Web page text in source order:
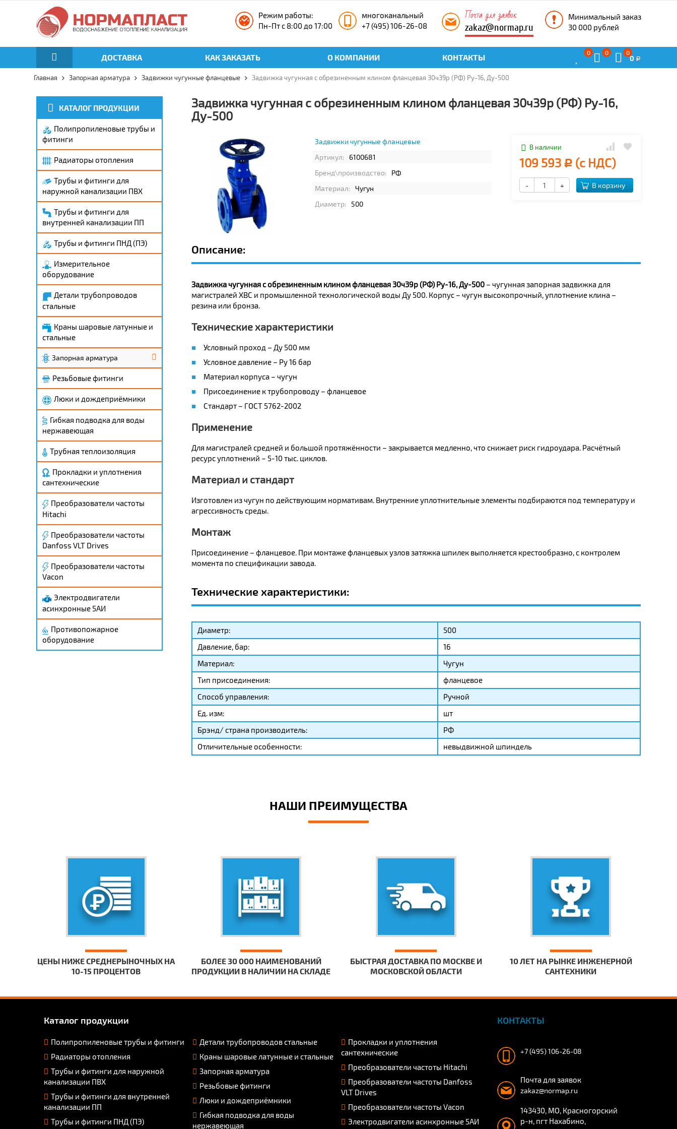
Режим работы:
Пн-Пт с 8:00 до 17:00
многоканальный
+7 (495) 106-26-08
Почта для заявок
zakaz@normap.ru
Минимальный заказ
30 000 рублей
ДОСТАВКА КАК ЗАКАЗАТЬ О КОМПАНИИ КОНТАКТЫ
0 0 0
0 Р
Главная Запорная арматура Задвижки чугунные фланцевые Задвижка чугунная с обрезиненным клином фланцевая 30ч39р (РФ) Ру-16, Ду-500
Задвижка чугунная с обрезиненным клином фланцевая 30ч39р (РФ) Ру-16,
Ду-500
Задвижки чугунные фланцевые
Артикул:
6100681
Бренд\производство:
РФ
Материал:
Чугун
Диаметр:
500
В наличии
109 593 Р (с НДС)
- + В корзину
Описание:
Задвижка чугунная с обрезиненным клином фланцевая 30ч39р (РФ) Ру-16, Ду-500– чугунная запорная задвижка для
магистралей ХВС и промышленной технологической воды Ду 500. Корпус – чугун высокопрочный, уплотнение клина –
резина или бронза.
Технические характеристики
Условный проход – Ду 500 мм
Условное давление – Ру 16 бар
Материал корпуса – чугун
Присоединение к трубопроводу – фланцевое
Стандарт – ГОСТ 5762-2002
Применение
Для магистралей средней и большой протяжённости – закрывается медленно, что снижает риск гидроудара. Расчётный
ресурс уплотнений – 5-10 тыс. циклов.
Материал и стандарт
Изготовлен из чугун по действующим нормативам. Внутренние уплотнительные элементы подбираются под температуру и
агрессивность среды.
Монтаж
Присоединение – фланцевое. При монтаже фланцевых узлов затяжка шпилек выполняется крестообразно, с контролем
момента по спецификации завода.
Технические характеристики:
Диаметр:
500
Давление, бар:
16
Материал:
Чугун
Тип присоединения:
фланцевое
Способ управления:
Ручной
Ед. изм:
шт
Брэнд/ страна производитель:
РФ
Отличительные особенности:
невыдвижной шпиндель
КАТАЛОГ ПРОДУКЦИИ
Полипропиленовые трубы и
фитинги
Радиаторы отопления
Трубы и фитинги для
наружной канализации ПВХ
Трубы и фитинги для
внутренней канализации ПП
Трубы и фитинги ПНД (ПЭ)
Измерительное
оборудование
Детали трубопроводов
стальные
Краны шаровые латунные и
стальные
Запорная арматура
Резьбовые фитинги
Люки и дождеприёмники
Гибкая подводка для воды
нержавеющая
Трубная теплоизоляция
Прокладки и уплотнения
сантехнические
Преобразователи частоты
Hitachi
Преобразователи частоты
Danfoss VLT Drives
Преобразователи частоты
Vacon
Электродвигатели
асинхронные 5АИ
Противопожарное
оборудование
НАШИ ПРЕИМУЩЕСТВА
ЦЕНЫ НИЖЕ СРЕДНЕРЫНОЧНЫХ НА
10-15 ПРОЦЕНТОВ
БОЛЕЕ 30 000 НАИМЕНОВАНИЙ
ПРОДУКЦИИ В НАЛИЧИИ НА СКЛАДЕ
БЫСТРАЯ ДОСТАВКА ПО МОСКВЕ И
МОСКОВСКОЙ ОБЛАСТИ
10 ЛЕТ НА РЫНКЕ ИНЖЕНЕРНОЙ
САНТЕХНИКИ
Каталог продукции
Полипропиленовые трубы и фитинги
Радиаторы отопления
Трубы и фитинги для наружной
канализации ПВХ
Трубы и фитинги для внутренней
канализации ПП
Трубы и фитинги ПНД (ПЭ)
Детали трубопроводов стальные
Краны шаровые латунные и стальные
Запорная арматура
Резьбовые фитинги
Люки и дождеприёмники
Гибкая подводка для воды
нержавеющая
Прокладки и уплотнения
сантехнические
Преобразователи частоты Hitachi
Преобразователи частоты Danfoss
VLT Drives
Преобразователи частоты Vacon
Электродвигатели асинхронные 5АИ
КОНТАКТЫ
+7 (495) 106-26-08
Почта для заявок
zakaz@normap.ru
143430, МО, Красногорский
р-н, пгт Нахабино,